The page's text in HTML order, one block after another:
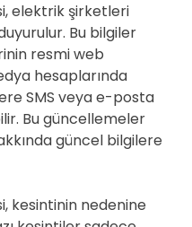
elektrik şirketleri
Bu bilgiler
resmi web
hesaplarında
SMS veya e-posta
Bu güncellemeler
güncel bilgilere
kesintinin nedenine